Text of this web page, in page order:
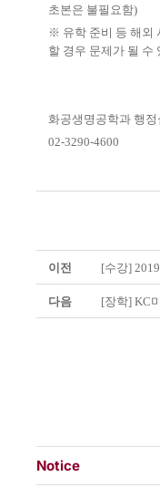
초본은 불필요함)
※ 유학 준비 등 해외
할 경우 문제가 될 수
화공생명공학과 행정
02-3290-4600
이전 [수강]
다음 [장학] KC
Notice